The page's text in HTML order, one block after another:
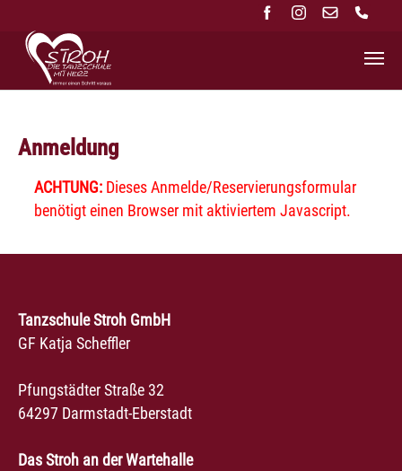
Anmeldung
ACHTUNG:Dieses Anmelde/Reservierungsformular
benötigt einen Browser mit aktiviertem Javascript.
Tanzschule Stroh GmbH
GF Katja Scheffler
Pfungstädter Straße 32
64297 Darmstadt-Eberstadt
Das Stroh an der Wartehalle